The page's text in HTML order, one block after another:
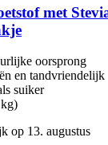
met
oorsprong
en tandvriendelijk
suiker
op 13. augustus